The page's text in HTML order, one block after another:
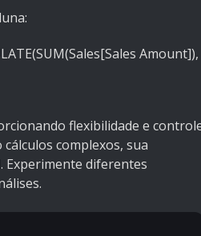
Amount]),
flexibilidade e
complexos, sua
Experimente diferentes